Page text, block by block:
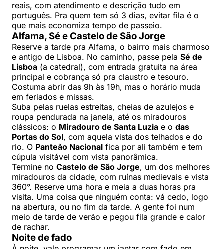
reais, com atendimento e descrição tudo em
português. Pra quem tem só 3 dias, evitar fila é o
que mais economiza tempo de passeio.
Alfama, Sé e Castelo de São Jorge
Reserve a tarde pra Alfama, o bairro mais charmoso
e antigo de Lisboa. No caminho, passe pela Sé de
Lisboa (a catedral), com entrada gratuita na área
principal e cobrança só pra claustro e tesouro.
Costuma abrir das 9h às 19h, mas o horário muda
em feriados e missas.
Suba pelas ruelas estreitas, cheias de azulejos e
roupa pendurada na janela, até os miradouros
clássicos: o Miradouro de Santa Luzia e o das
Portas do Sol, com aquela vista dos telhados e do
rio. O Panteão Nacional fica por ali também e tem
cúpula visitável com vista panorâmica.
Termine no Castelo de São Jorge, um dos melhores
miradouros da cidade, com ruínas medievais e vista
360°. Reserve uma hora e meia a duas horas pra
visita. Uma coisa que ninguém conta: vá cedo, logo
na abertura, ou no fim da tarde. A gente foi num
meio de tarde de verão e pegou fila grande e calor
de rachar.
Noite de fado